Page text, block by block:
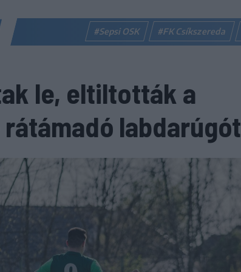
#Sepsi OSK #FK Csíkszereda
le, eltiltották a
labdarúgót